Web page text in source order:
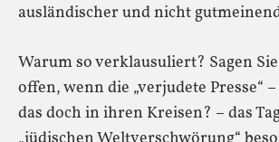
ausländischer und nicht
Warum so verklausuliert? Sagen
offen, wenn die „verjudete Presse“
das doch in ihren Kreisen? – das